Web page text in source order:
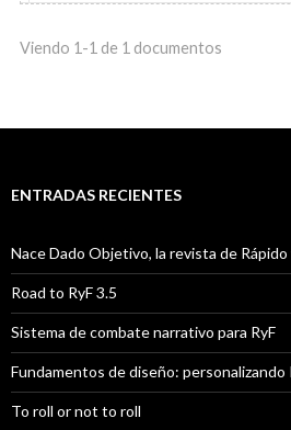
Viendo 1-1 de 1 documentos
ENTRADAS RECIENTES
Nace Dado Objetivo, la revista de Rápido
Road to RyF 3.5
Sistema de combate narrativo para RyF
Fundamentos de diseño: personalizando
To roll or not to roll